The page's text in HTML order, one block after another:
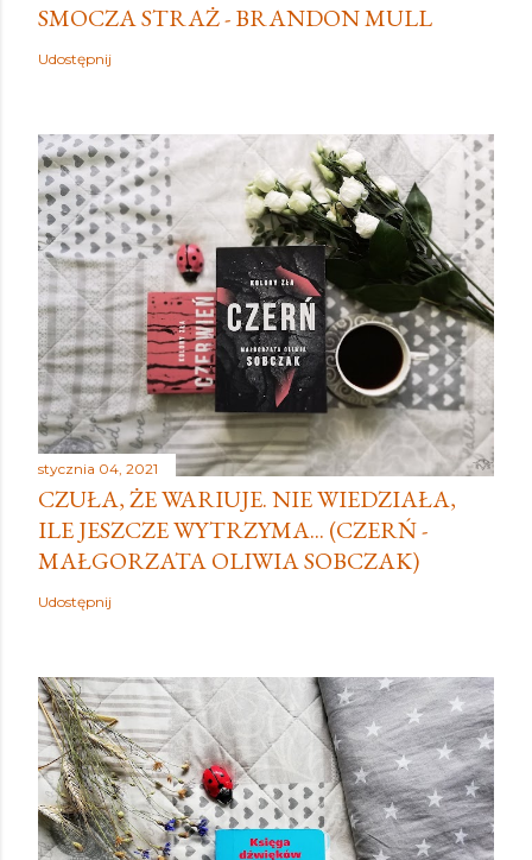
SMOCZA STRAŻ - BRANDON MULL
Udostępnij
stycznia 04, 2021
CZUŁA, ŻE WARIUJE. NIE WIEDZIAŁA,
ILE JESZCZE WYTRZYMA... (CZERŃ -
MAŁGORZATA OLIWIA SOBCZAK)
Udostępnij